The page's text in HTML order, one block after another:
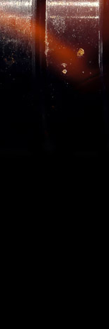
وب سایت جهت اطلاع رسانی و